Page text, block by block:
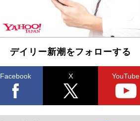
デイリー新潮をフォローする
Facebook X YouTube